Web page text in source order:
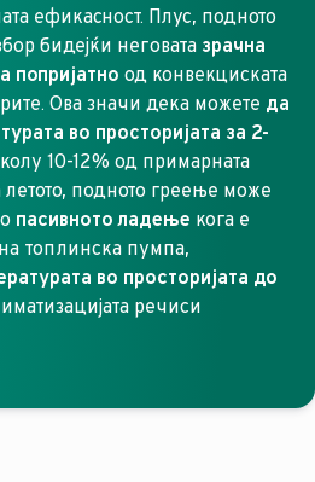
ефикасност. Плус, подното
бидејќи неговата зрачна
попријатно од конвекциската
Ова значи дека можете да
во просторијата за 2-
10-12% од примарната
летото, подното греење може
пасивното ладење кога е
топлинска пумпа,
во просторијата до
речиси